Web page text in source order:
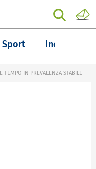
Sport Inchieste
TEMPO IN PREVALENZA STABILE